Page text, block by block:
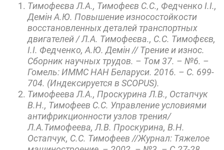
Тимофеєва Л.А., Тимофеєв С.С., Федченко І.І.,
Демін А.Ю. Повышение износостойкости
восстановленных деталей транспортных
двигателей / Л.А. Тимофеєва., С.С. Тимофєєв,
І.І. Федченко, А.Ю. Демін // Трение и износ.
Сборник научных трудов. – Том 37. – №6. –
Гомель: ИММС НАН Беларуси. 2016. – С. 699-
704. (Индексируется в SCOPUS).
Тимофеева Л.А., Проскурина Л.В., Остапчук
В.Н., Тимофеев С.С. Управление условиями
антифрикционности узлов трения/
Л.А.Тимофеева, Л.В. Проскурина, В.Н.
Остапчук, С.С. Тимофеев //Журнал: Тяжелое